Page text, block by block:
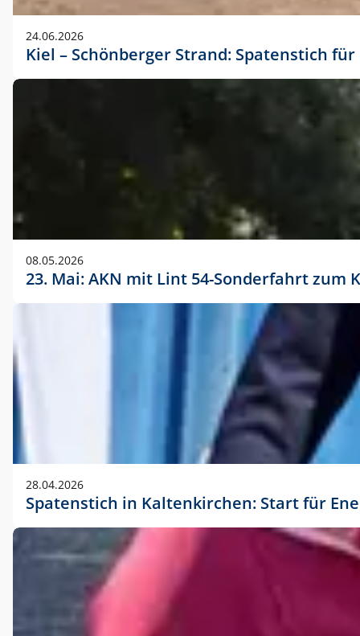
24.06.2026
Kiel – Schönberger Strand: Spatenstich
08.05.2026
23. Mai: AKN mit Lint 54-Sonderfahrt
28.04.2026
Spatenstich in Kaltenkirchen: Start für